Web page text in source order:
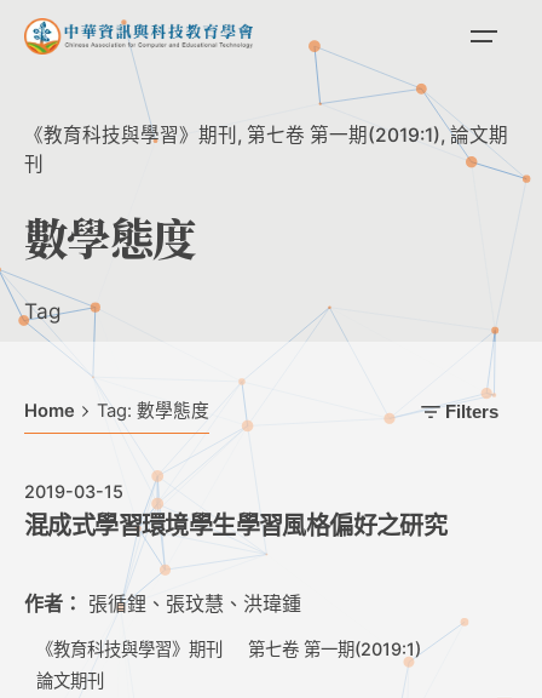
Skip
《教育科技與學習》期刊 第七卷 第一期(2019:1) 論文期
刊
數學態度
Tag
Home Tag: 數學態度 Filters
2019-03-15
混成式學習環境學生學習風格偏好之研究
作者： 張循鋰、張玟慧、洪瑋鍾
《教育科技與學習》期刊
第七卷 第一期(2019:1)
論文期刊